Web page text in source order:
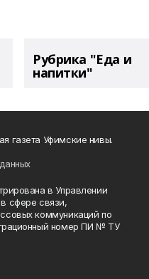
Рубрика "Еда и
напитки"
газета Уфимские нивы.
в Управлении
сфере связи,
коммуникаций по
номер ПИ № ТУ